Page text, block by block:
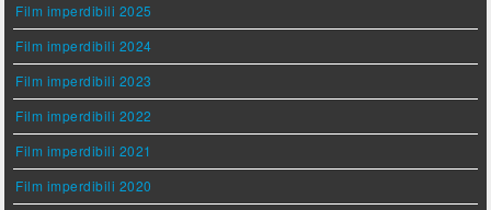
Film imperdibili 2025
Film imperdibili 2024
Film imperdibili 2023
Film imperdibili 2022
Film imperdibili 2021
Film imperdibili 2020